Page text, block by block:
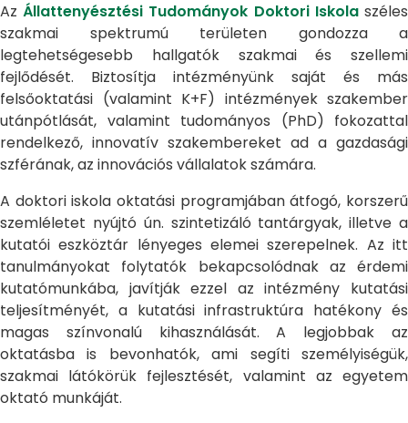
AzÁllattenyésztési Tudományok Doktori Iskolaszéles
szakmai spektrumú területen gondozza a
legtehetségesebb hallgatók szakmai és szellemi
fejlődését. Biztosítja intézményünk saját és más
felsőoktatási (valamint K+F) intézmények szakember
utánpótlását, valamint tudományos (PhD) fokozattal
rendelkező, innovatív szakembereket ad a gazdasági
szférának, az innovációs vállalatok számára.
A doktori iskola oktatási programjában átfogó, korszerű
szemléletet nyújtó ún. szintetizáló tantárgyak, illetve a
kutatói eszköztár lényeges elemei szerepelnek. Az itt
tanulmányokat folytatók bekapcsolódnak az érdemi
kutatómunkába, javítják ezzel az intézmény kutatási
teljesítményét, a kutatási infrastruktúra hatékony és
magas színvonalú kihasználását. A legjobbak az
oktatásba is bevonhatók, ami segíti személyiségük,
szakmai látókörük fejlesztését, valamint az egyetem
oktató munkáját.